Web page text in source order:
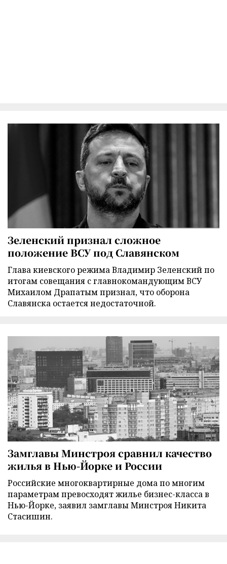
Зеленский признал сложное
положение ВСУ под Славянском
Глава киевского режима Владимир Зеленский по
итогам совещания с главнокомандующим ВСУ
Михаилом Драпатым признал, что оборона
Славянска остается недостаточной.
Замглавы Минстроя сравнил качество
жилья в Нью-Йорке и России
Российские многоквартирные дома по многим
параметрам превосходят жилье бизнес-класса в
Нью-Йорке, заявил замглавы Минстроя Никита
Стасишин.